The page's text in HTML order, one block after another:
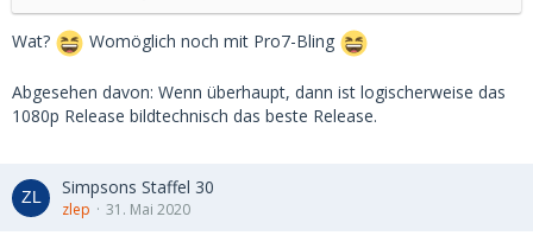
Wat? Womöglich noch mit Pro7-Bling
Abgesehen davon: Wenn überhaupt, dann ist logischerweise das
1080p Release bildtechnisch das beste Release.
Simpsons Staffel 30
zlep 31. Mai 2020